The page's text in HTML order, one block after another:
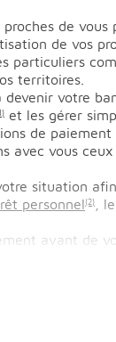
de vous
de vos
particuliers
territoires.
votre
et les gérer
de paiement
avec vous
situation
personnel(2)
,
avant de